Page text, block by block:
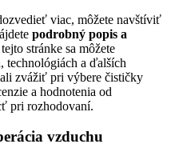
viac, môžete navštíviť
podrobný popis a
stránke sa môžete
technológiách a ďalších
zvážiť pri výbere čističky
a hodnotenia od
pri rozhodovaní.
vzduchu